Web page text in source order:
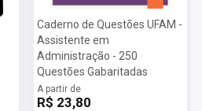
Caderno de Questões UFAM -
Assistente em
Administração - 250
Questões Gabaritadas
A partir de
R$ 23,80